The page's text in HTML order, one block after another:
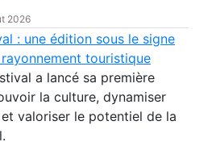
2026
: une édition sous le signe
touristique
a lancé sa première
la culture, dynamiser
valoriser le potentiel de la